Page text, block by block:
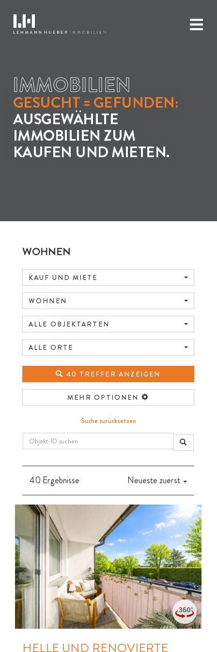
IMMOBILIEN
GESUCHT = GEFUNDEN:
AUSGEWÄHLTE
IMMOBILIEN ZUM
KAUFEN UND MIETEN.
WOHNEN
KAUF UND MIETE
WOHNEN
ALLE OBJEKTARTEN
ALLE ORTE
40 TREFFER ANZEIGEN
MEHR OPTIONEN
Suche zurücksetzen
40 Ergebnisse Neueste zuerst
HELLE UND RENOVIERTE